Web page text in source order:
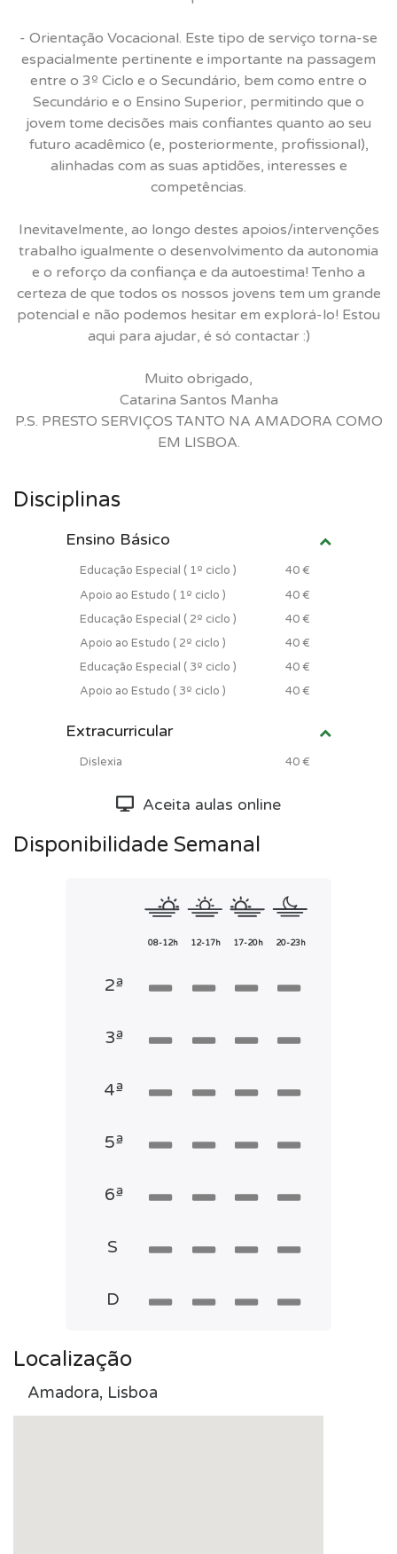
- Orientação Vocacional. Este tipo de serviço torna-se
espacialmente pertinente e importante na passagem
entre o 3º Ciclo e o Secundário, bem como entre o
Secundário e o Ensino Superior, permitindo que o
jovem tome decisões mais confiantes quanto ao seu
futuro acadêmico (e, posteriormente, profissional),
alinhadas com as suas aptidões, interesses e
competências.
Inevitavelmente, ao longo destes apoios/intervenções
trabalho igualmente o desenvolvimento da autonomia
e o reforço da confiança e da autoestima! Tenho a
certeza de que todos os nossos jovens tem um grande
potencial e não podemos hesitar em explorá-lo! Estou
aqui para ajudar, é só contactar :)
Muito obrigado,
Catarina Santos Manha
P.S. PRESTO SERVIÇOS TANTO NA AMADORA COMO
EM LISBOA.
Disciplinas
Ensino Básico
Educação Especial ( 1º ciclo )
40 €
Apoio ao Estudo ( 1º ciclo )
40 €
Educação Especial ( 2º ciclo )
40 €
Apoio ao Estudo ( 2º ciclo )
40 €
Educação Especial ( 3º ciclo )
40 €
Apoio ao Estudo ( 3º ciclo )
40 €
Extracurricular
Dislexia 40 €
Aceita aulas online
Disponibilidade Semanal
08-12h 12-17h 17-20h 20-23h
2ª
3ª
4ª
5ª
6ª
S
D
Localização
Amadora, Lisboa